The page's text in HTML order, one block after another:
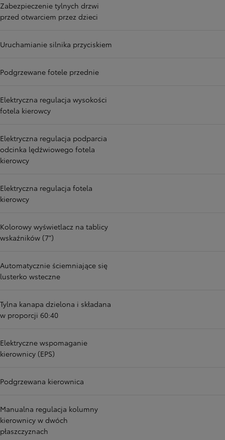
Zabezpieczenie tylnych drzwi
przed otwarciem przez dzieci
Uruchamianie silnika przyciskiem
Podgrzewane fotele przednie
Elektryczna regulacja wysokości
fotela kierowcy
Elektryczna regulacja podparcia
odcinka lędźwiowego fotela
kierowcy
Elektryczna regulacja fotela
kierowcy
Kolorowy wyświetlacz na tablicy
wskaźników (7")
Automatycznie ściemniające się
lusterko wsteczne
Tylna kanapa dzielona i składana
w proporcji 60:40
Elektryczne wspomaganie
kierownicy (EPS)
Podgrzewana kierownica
Manualna regulacja kolumny
kierownicy w dwóch
płaszczyznach